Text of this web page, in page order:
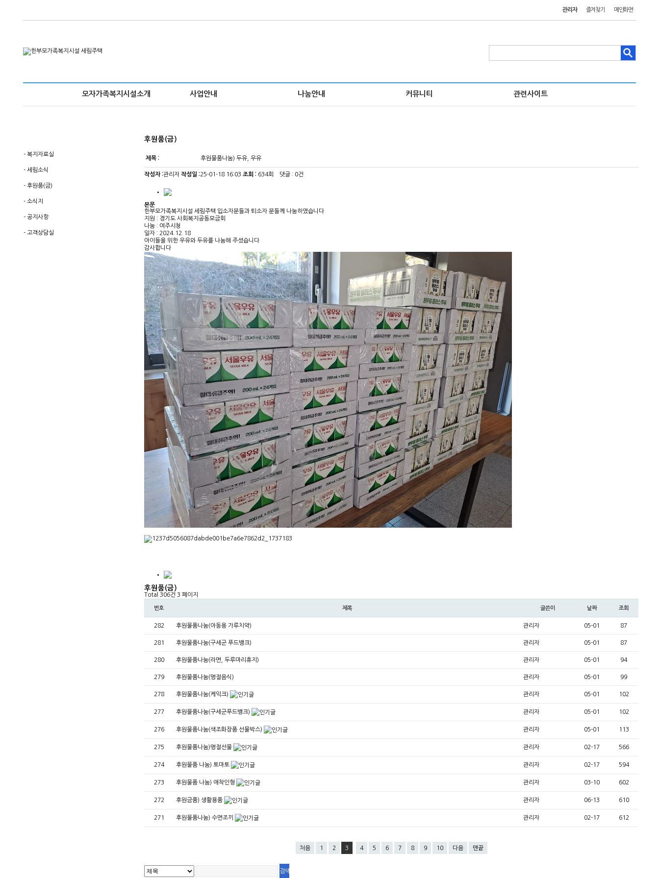
관리자 즐겨찾기 메인화면
모자가족복지시설소개 사업안내 나눔안내 커뮤니티 관련사이트
- 복지자료실
- 세림소식
- 후원품(금)
- 소식지
- 공지사항
- 고객상담실
후원품(금)
제목 : 후원물품나눔) 두유, 우유
작성자 :관리자 작성일 :25-01-18 16:03 조회 : 634회 댓글 : 0건
본문
한부모가족복지시설 세림주택 입소자분들과 퇴소자 분들께 나눔하였습니다
지원 : 경기도 사회복지공동모금회
나눔 : 여주시청
일자 : 2024.12.18
아이들을 위한 우유와 두유를 나눔해 주셨습니다
감사합니다
후원품(금)
Total 306건 3 페이지
번호 제목 글쓴이 날짜 조회
282 후원물품나눔(아동용 가루치약) 관리자 05-01 87
281 후원물품나눔(구세군 푸드뱅크) 관리자 05-01 87
280 후원물품나눔(라면, 두루마리휴지) 관리자 05-01 94
279 후원물품나눔(명절음식) 관리자 05-01 99
278 후원물품나눔(케익크) 관리자 05-01 102
277 후원물품나눔(구세군푸드뱅크) 관리자 05-01 102
276 후원물품나눔(색조화장품 선물박스) 관리자 05-01 113
275 후원물품나눔)명절선물 관리자 02-17 566
274 후원물품 나눔) 토마토 관리자 02-17 594
273 후원물품 나눔) 애착인형 관리자 03-10 602
272 후원금품) 생활용품 관리자 06-13 610
271 후원물품나눔) 수면조끼 관리자 02-17 612
처음 1 2 3 4 5 6 7 8 9 10 다음 맨끝